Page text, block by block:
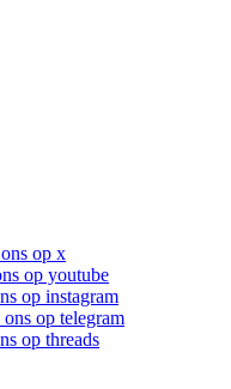
op x
op youtube
op instagram
op telegram
op threads